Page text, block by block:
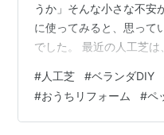
うか」そんな小さな不安
に使ってみると、思って
でした。 最近の人工芝
け。定期的にブラッシン
を保ちやすいと感じてい
ることもなく、雨の日で
#人工芝 #ベランダDIY
#おうちリフォーム #ペ